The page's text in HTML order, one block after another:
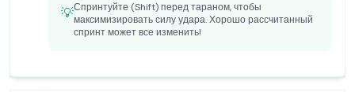
💡Спринтуйте (Shift) перед тараном, чтобы
максимизировать силу удара. Хорошо рассчитанный
спринт может все изменить!